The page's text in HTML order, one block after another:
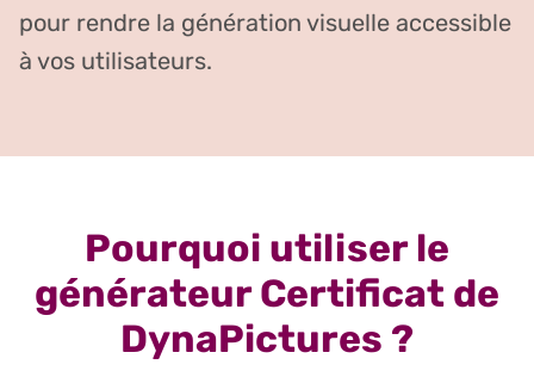
pour rendre la génération visuelle accessible
à vos utilisateurs.
Pourquoi utiliser le
générateur Certificat de
DynaPictures ?